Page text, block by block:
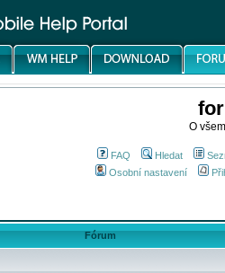
O
FAQ Hledat
Osobní nastavení
Fórum